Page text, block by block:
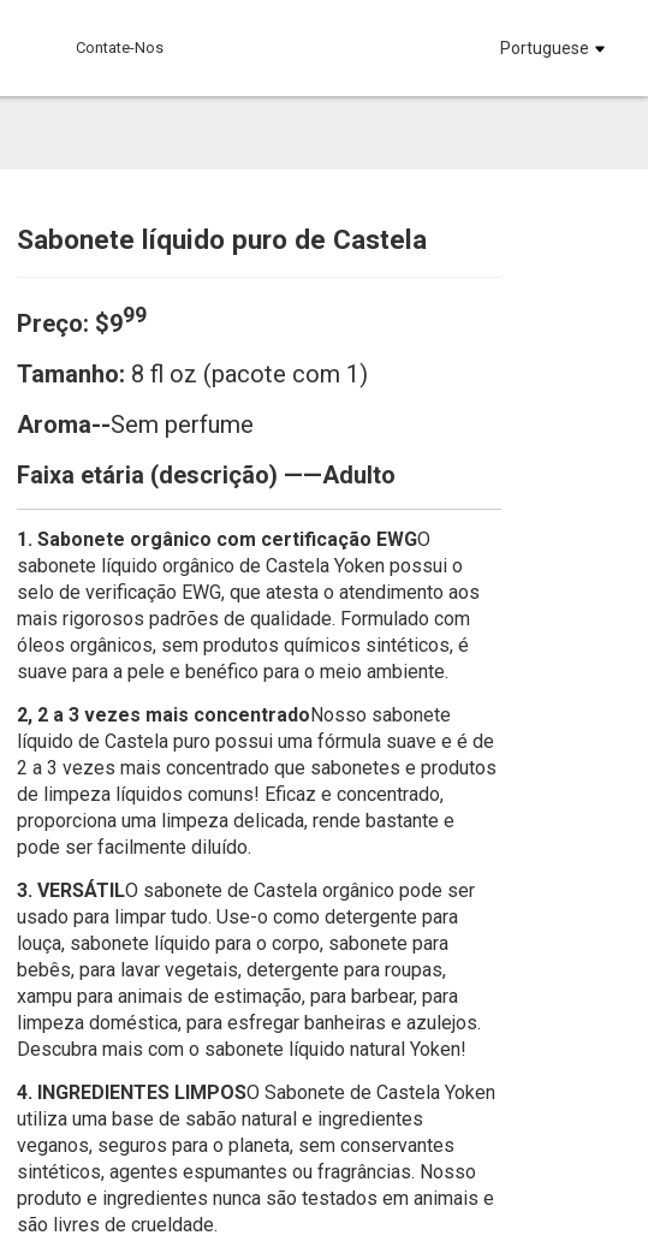
Contate-Nos Portuguese
Loading...
Loading...
Sabonete líquido puro de Castela
Preço: $999
Tamanho: 8 fl oz (pacote com 1)
Aroma--Sem perfume
Faixa etária (descrição) ——Adulto
1. Sabonete orgânico com certificação EWGO
sabonete líquido orgânico de Castela Yoken possui o
selo de verificação EWG, que atesta o atendimento aos
mais rigorosos padrões de qualidade. Formulado com
óleos orgânicos, sem produtos químicos sintéticos, é
suave para a pele e benéfico para o meio ambiente.
2, 2 a 3 vezes mais concentradoNosso sabonete
líquido de Castela puro possui uma fórmula suave e é de
2 a 3 vezes mais concentrado que sabonetes e produtos
de limpeza líquidos comuns! Eficaz e concentrado,
proporciona uma limpeza delicada, rende bastante e
pode ser facilmente diluído.
3. VERSÁTILO sabonete de Castela orgânico pode ser
usado para limpar tudo. Use-o como detergente para
louça, sabonete líquido para o corpo, sabonete para
bebês, para lavar vegetais, detergente para roupas,
xampu para animais de estimação, para barbear, para
limpeza doméstica, para esfregar banheiras e azulejos.
Descubra mais com o sabonete líquido natural Yoken!
4. INGREDIENTES LIMPOSO Sabonete de Castela Yoken
utiliza uma base de sabão natural e ingredientes
veganos, seguros para o planeta, sem conservantes
sintéticos, agentes espumantes ou fragrâncias. Nosso
produto e ingredientes nunca são testados em animais e
são livres de crueldade.